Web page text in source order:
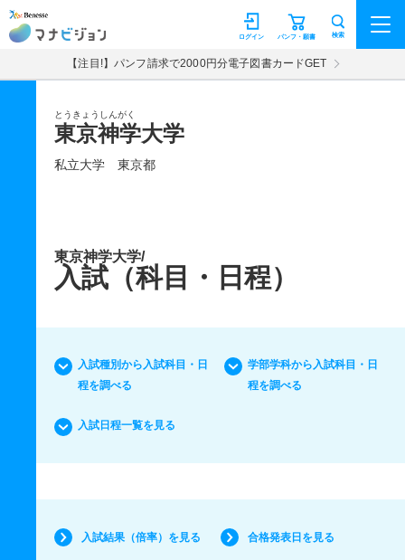
マナビジョン パンフ・願書
ログイン 検索
【注目!】パンフ請求で2000円分電子図書カードGET
とうきょうしんがく
東京神学大学
私立大学 東京都
東京神学大学/
入試（科目・日程）
入試種別から入試科目・日
程を調べる
学部学科から入試科目・日
程を調べる
入試日程一覧を見る
入試結果（倍率）を見る 合格発表日を見る